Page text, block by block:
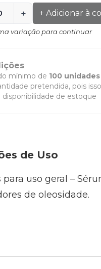
+ + Adicionar à
variação para continuar
mínimo de 100 unidades
pretendida, pois
disponibilidade de estoque
de Uso
para uso geral –
de oleosidade.